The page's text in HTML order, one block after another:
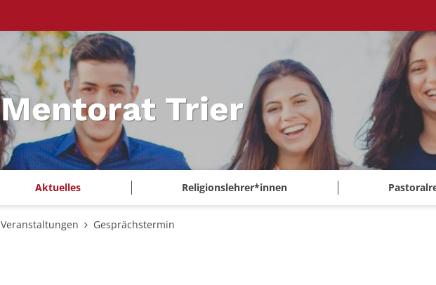
Mentorat Trier
Aktuelles Religionslehrer*innen
Veranstaltungen Gesprächstermin